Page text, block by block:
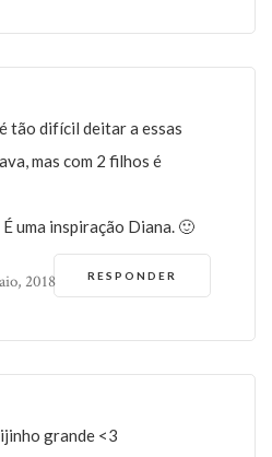
tão difícil deitar a essas
mas com 2 filhos é
uma inspiração Diana. 🙂
RESPONDER
2018
grande <3